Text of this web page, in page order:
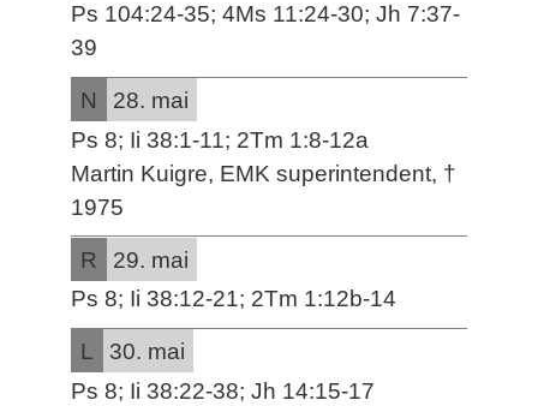
Ps 104:24-35; 4Ms 11:24-30; Jh 7:37-
39
N
28. mai
Ps 8; Ii 38:1-11; 2Tm 1:8-12a
Martin Kuigre, EMK superintendent, †
1975
R
29. mai
Ps 8; Ii 38:12-21; 2Tm 1:12b-14
L
30. mai
Ps 8; Ii 38:22-38; Jh 14:15-17